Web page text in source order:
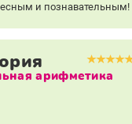
и познавательным!
арифметика